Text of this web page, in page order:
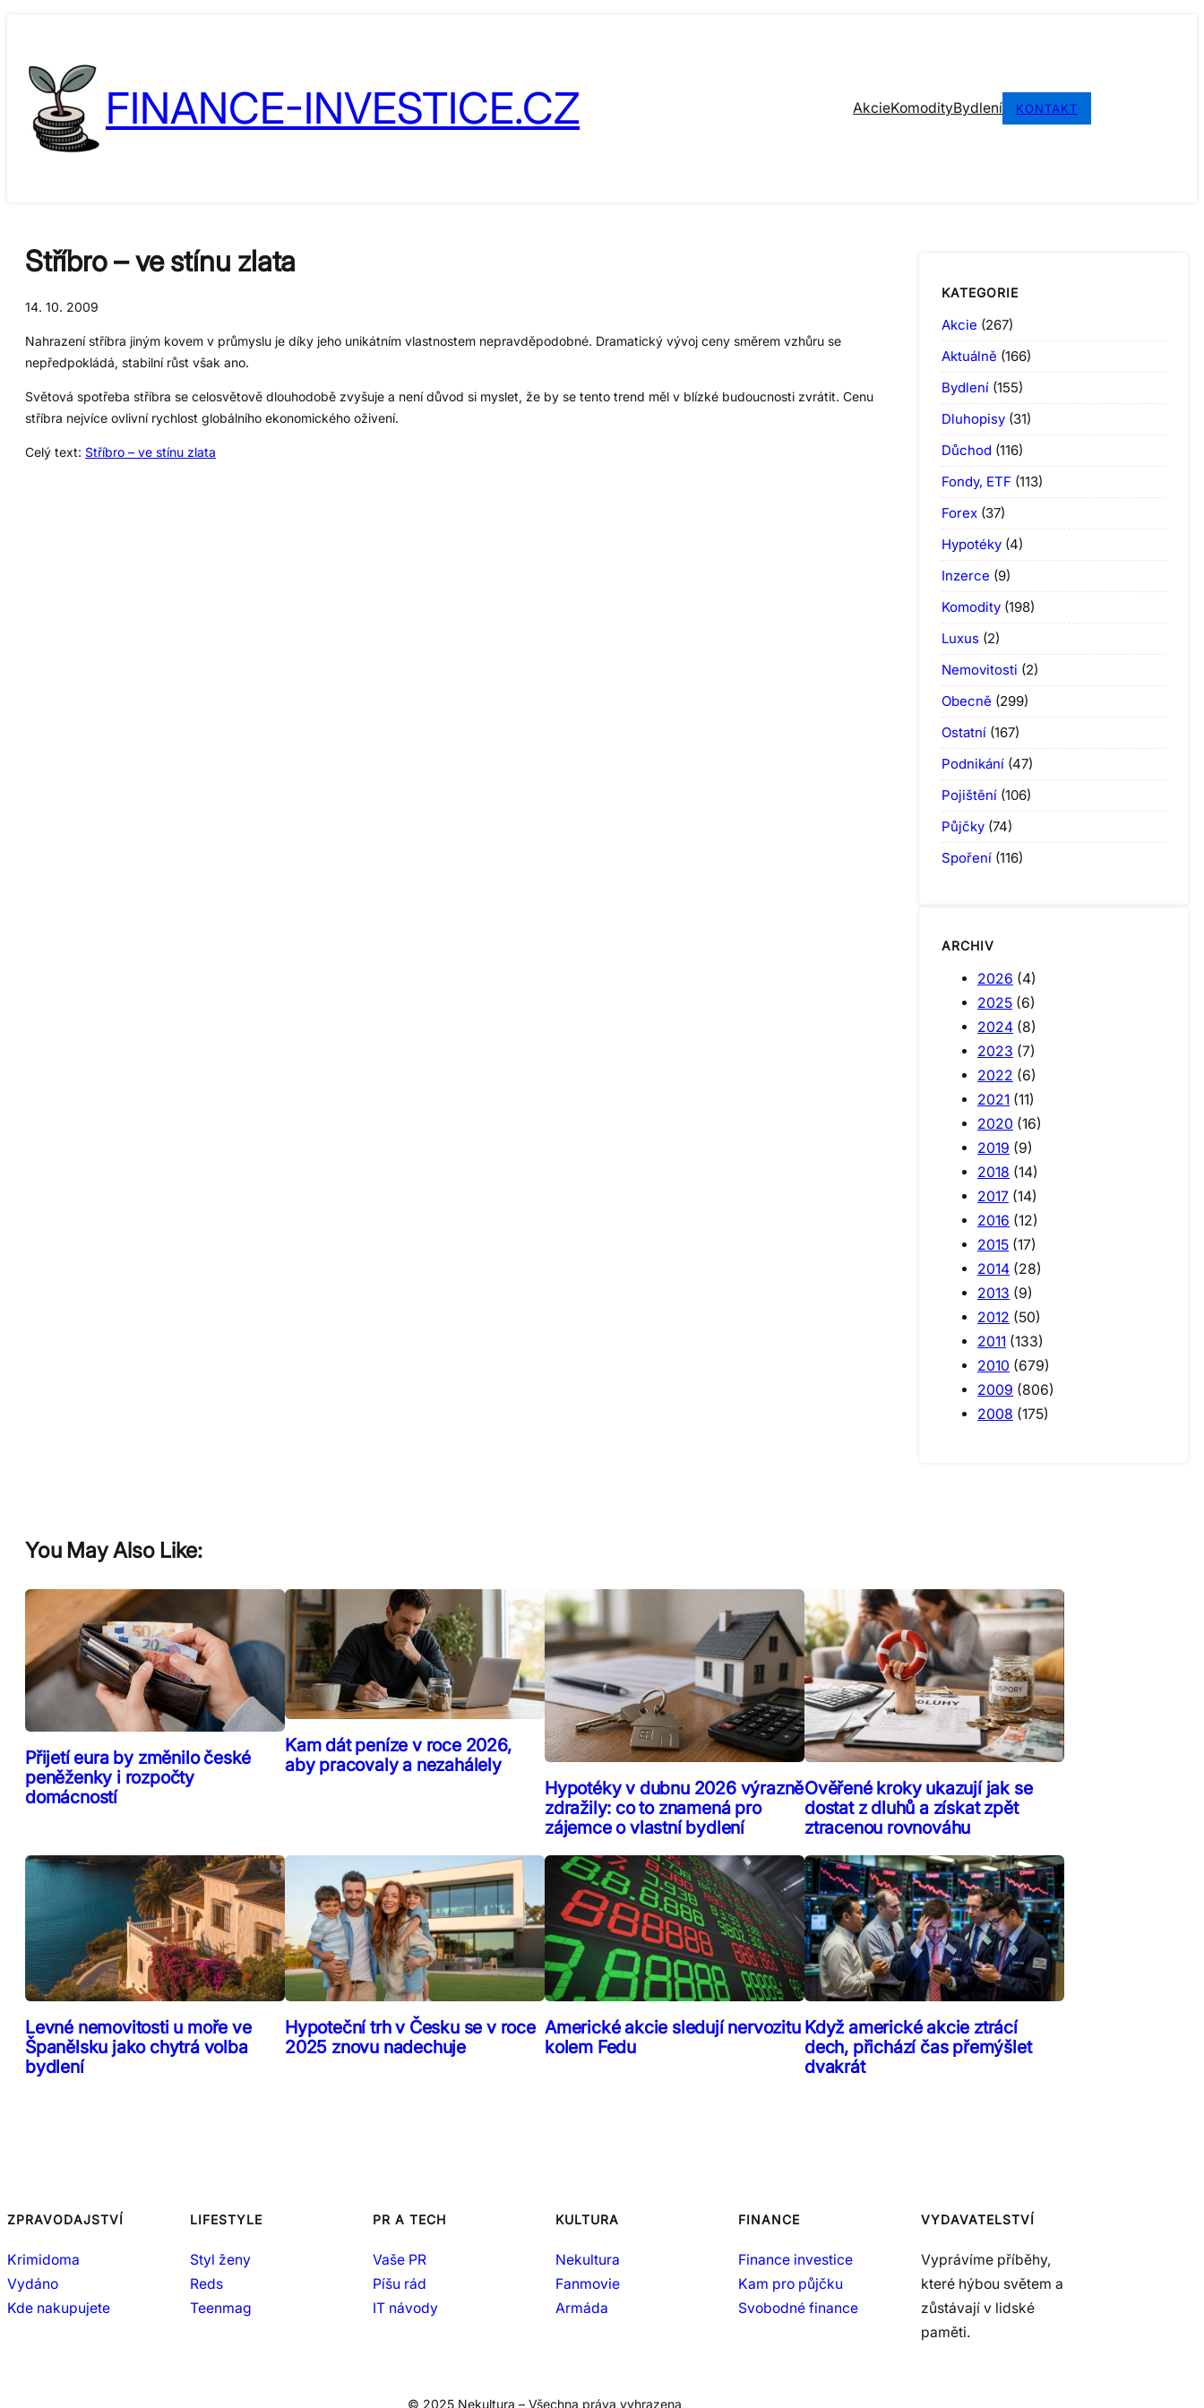
obsah
content
FINANCE-INVESTICE.CZ AkcieKomodityBydlení KONTAKT
Stříbro – ve stínu zlata
14. 10. 2009
Nahrazení stříbra jiným kovem v průmyslu je díky jeho unikátním vlastnostem nepravděpodobné. Dramatický vývoj ceny směrem vzhůru se
nepředpokládá, stabilní růst však ano.
Světová spotřeba stříbra se celosvětově dlouhodobě zvyšuje a není důvod si myslet, že by se tento trend měl v blízké budoucnosti zvrátit. Cenu
stříbra nejvíce ovlivní rychlost globálního ekonomického oživení.
Celý text: Stříbro – ve stínu zlata
KATEGORIE
Akcie (267)
Aktuálně (166)
Bydlení (155)
Dluhopisy (31)
Důchod (116)
Fondy, ETF (113)
Forex (37)
Hypotéky (4)
Inzerce (9)
Komodity (198)
Luxus (2)
Nemovitosti (2)
Obecně (299)
Ostatní (167)
Podnikání (47)
Pojištění (106)
Půjčky (74)
Spoření (116)
ARCHIV
2026 (4)
2025 (6)
2024 (8)
2023 (7)
2022 (6)
2021 (11)
2020 (16)
2019 (9)
2018 (14)
2017 (14)
2016 (12)
2015 (17)
2014 (28)
2013 (9)
2012 (50)
2011 (133)
2010 (679)
2009 (806)
2008 (175)
You May Also Like:
Přijetí eura by změnilo české
peněženky i rozpočty
domácností
Kam dát peníze v roce 2026,
aby pracovaly a nezahálely
Hypotéky v dubnu 2026 výrazně
zdražily: co to znamená pro
zájemce o vlastní bydlení
Ověřené kroky ukazují jak se
dostat z dluhů a získat zpět
ztracenou rovnováhu
Levné nemovitosti u moře ve
Španělsku jako chytrá volba
bydlení
Hypoteční trh v Česku se v roce
2025 znovu nadechuje
Americké akcie sledují nervozitu
kolem Fedu
Když americké akcie ztrácí
dech, přichází čas přemýšlet
dvakrát
ZPRAVODAJSTVÍ
Krimidoma
Vydáno
Kde nakupujete
LIFESTYLE
Styl ženy
Reds
Teenmag
PR A TECH
Vaše PR
Píšu rád
IT návody
KULTURA
Nekultura
Fanmovie
Armáda
FINANCE
Finance investice
Kam pro půjčku
Svobodné finance
VYDAVATELSTVÍ
Vyprávíme příběhy,
které hýbou světem a
zůstávají v lidské
paměti.
© 2025 Nekultura – Všechna práva vyhrazena